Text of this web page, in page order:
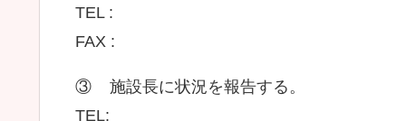
TEL :
FAX :
③ 施設長に状況を報告する。
TEL: